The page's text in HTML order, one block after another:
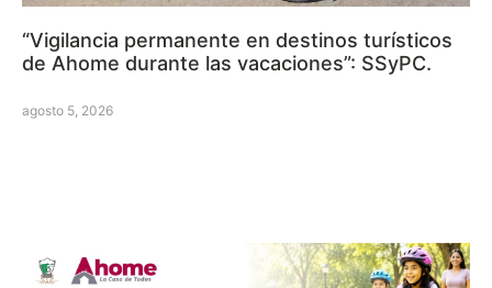
“Vigilancia permanente en destinos turísticos
de Ahome durante las vacaciones”: SSyPC.
agosto 5, 2026